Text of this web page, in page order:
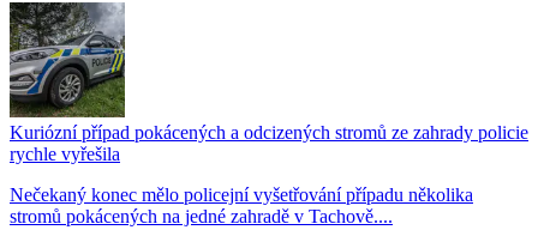
Kuriózní případ pokácených a odcizených stromů ze zahrady policie
rychle vyřešila
Nečekaný konec mělo policejní vyšetřování případu několika
stromů pokácených na jedné zahradě v Tachově....